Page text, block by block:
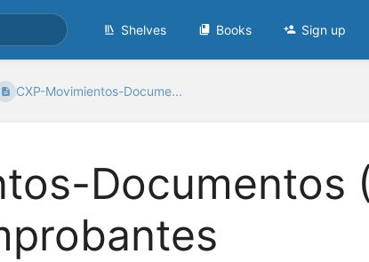
Shelves Books Sign up
CXP-Movimientos-Docume...
Documentos